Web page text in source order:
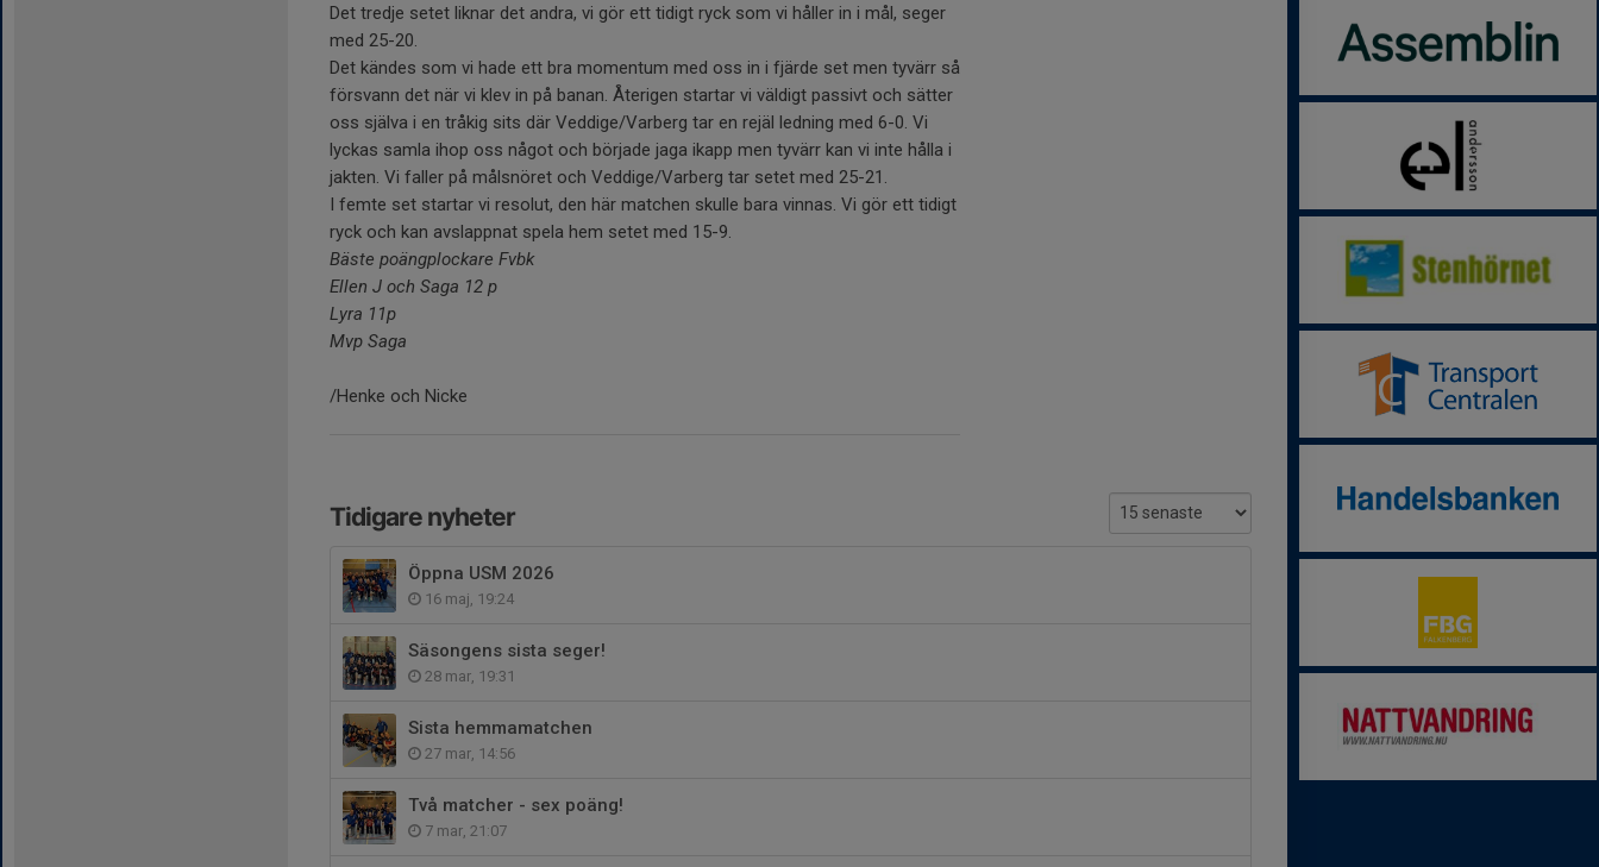
Det tredje setet liknar det andra, vi gör ett tidigt ryck som vi håller in i mål, seger
med 25-20.
Det kändes som vi hade ett bra momentum med oss in i fjärde set men tyvärr så
försvann det när vi klev in på banan. Återigen startar vi väldigt passivt och sätter
oss själva i en tråkig sits där Veddige/Varberg tar en rejäl ledning med 6-0. Vi
lyckas samla ihop oss något och började jaga ikapp men tyvärr kan vi inte hålla i
jakten. Vi faller på målsnöret och Veddige/Varberg tar setet med 25-21.
I femte set startar vi resolut, den här matchen skulle bara vinnas. Vi gör ett tidigt
ryck och kan avslappnat spela hem setet med 15-9.
Bäste poängplockare Fvbk
Ellen J och Saga 12 p
Lyra 11p
Mvp Saga
/Henke och Nicke
Tidigare nyheter
Öppna USM 2026
16 maj, 19:24
Säsongens sista seger!
28 mar, 19:31
Sista hemmamatchen
27 mar, 14:56
Två matcher - sex poäng!
7 mar, 21:07